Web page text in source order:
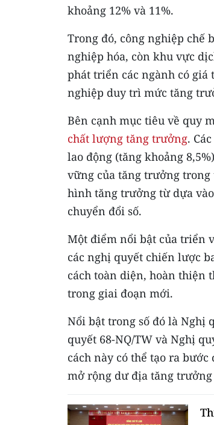
khoảng 12% và 11%.
Trong đó, công nghiệp chế
nghiệp hóa, còn khu vực
phát triển các ngành có
nghiệp duy trì mức tăng
Bên cạnh mục tiêu về quy
chất lượng tăng trưởng.
lao động (tăng khoảng
vững của tăng trưởng
hình tăng trưởng từ dựa
chuyển đổi số.
Một điểm nổi bật của triển
các nghị quyết chiến lược
cách toàn diện, hoàn thiện
trong giai đoạn mới.
Nổi bật trong số đó là Nghị
quyết 68-NQ/TW và Nghị
cách này có thể tạo ra
mở rộng dư địa tăng